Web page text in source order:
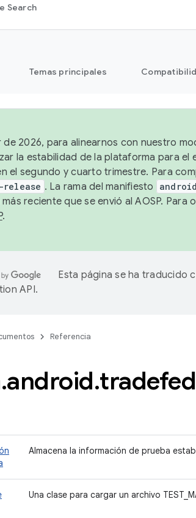
Search
Temas principales
2026, para alinearnos con nuestro
la estabilidad de la plataforma para
el segundo y cuarto trimestre. Para
. La rama del manifiesto
reciente que se envió al AOSP.
.
Esta página se ha traducido
API.
Referencia
.android.tradefed
Almacena la información de prueba
Una clase para cargar un archivo